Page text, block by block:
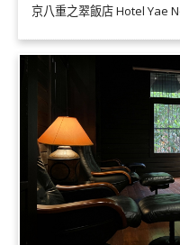
京八重之翠飯店 Hotel Yae